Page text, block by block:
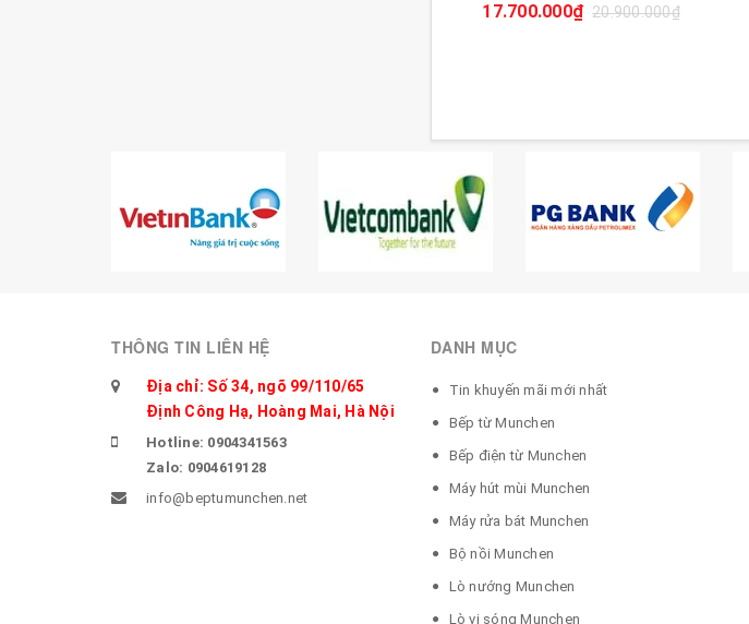
17.700.000₫ 20.900.000₫
THÔNG TIN LIÊN HỆ
Địa chỉ: Số 34, ngõ 99/110/65
Định Công Hạ, Hoàng Mai, Hà Nội
Hotline: 0904341563
Zalo: 0904619128
info@beptumunchen.net
DANH MỤC
Tin khuyến mãi mới nhất
Bếp từ Munchen
Bếp điện từ Munchen
Máy hút mùi Munchen
Máy rửa bát Munchen
Bộ nồi Munchen
Lò nướng Munchen
Lò vi sóng Munchen